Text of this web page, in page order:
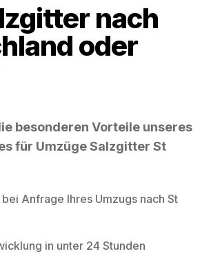
nach
oder
besonderen Vorteile unseres
für Umzüge Salzgitter St
Anfrage Ihres Umzugs nach St
in unter 24 Stunden